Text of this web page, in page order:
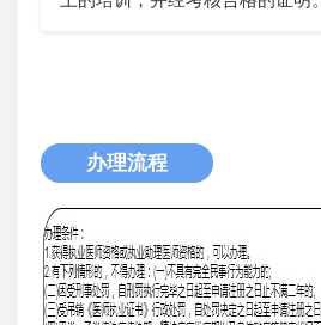
办理流程